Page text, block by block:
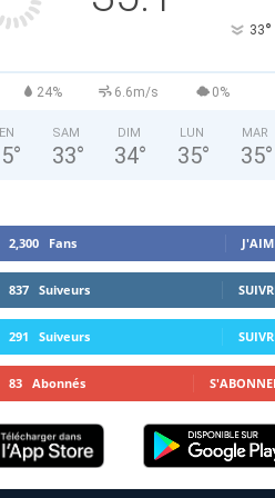
33°
24% 6.6m/s 0%
°
SAM
33°
DIM
34°
LUN
35°
MAR
35°
2,300 Fans
837 Suiveurs
291 Suiveurs
83 Abonnés